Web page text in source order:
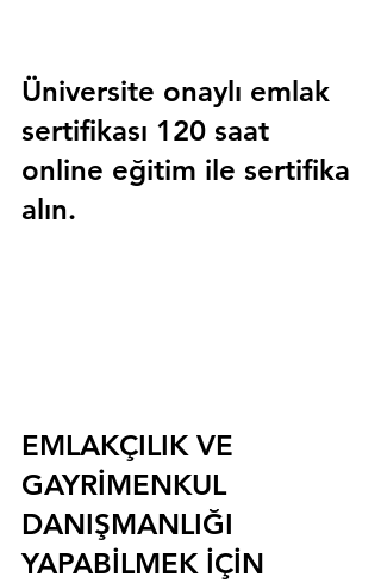
Üniversite onaylı emlak
sertifikası 120 saat
online eğitim ile sertifika
alın.
EMLAKÇILIK VE
GAYRİMENKUL
DANIŞMANLIĞI
YAPABİLMEK İÇİN